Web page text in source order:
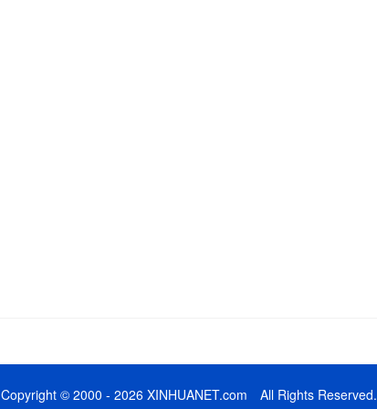
Copyright © 2000 - 2026 XINHUANET.com All Rights Reserved.